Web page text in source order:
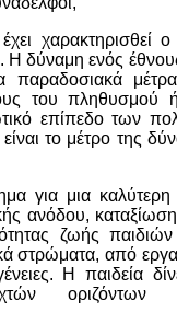
χαρακτηρισθεί ο
δύναμη ενός
παραδοσιακά
του πληθυσμού
επίπεδο των
το μέτρο της
για μια
ανόδου,
ζωής
στρώματα, από
Η παιδεία
οριζόντων